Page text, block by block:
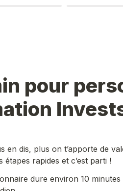
pour
en dis, plus on t’apporte de
étapes rapides et c’est parti !
dure environ 10